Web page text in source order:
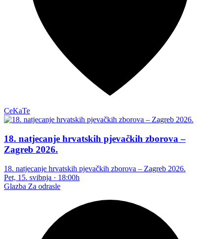
CeKaTe
18. natjecanje hrvatskih pjevačkih zborova –
Zagreb 2026.
18. natjecanje hrvatskih pjevačkih zborova – Zagreb 2026.
Pet, 15. svibnja · 18:00h
Glazba Za odrasle